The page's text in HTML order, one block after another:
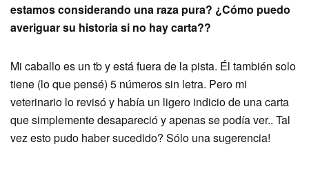
estamos considerando una raza pura? ¿Cómo puedo
averiguar su historia si no hay carta??
Mi caballo es un tb y está fuera de la pista. Él también solo
tiene (lo que pensé) 5 números sin letra. Pero mi
veterinario lo revisó y había un ligero indicio de una carta
que simplemente desapareció y apenas se podía ver.. Tal
vez esto pudo haber sucedido? Sólo una sugerencia!